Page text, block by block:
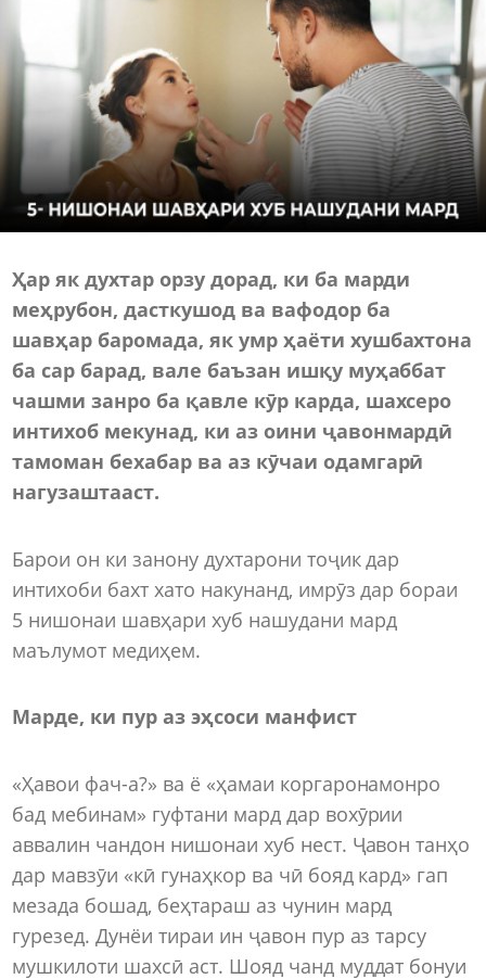
Ҳар як духтар орзу дорад, ки ба марди
меҳрубон, дасткушод ва вафодор ба
шавҳар баромада, як умр ҳаёти хушбахтона
ба сар барад, вале баъзан ишқу муҳаббат
чашми занро ба қавле кӯр карда, шахсеро
интихоб мекунад, ки аз оини ҷавонмардӣ
тамоман бехабар ва аз кӯчаи одамгарӣ
нагузаштааст.
Барои он ки занону духтарони тоҷик дар
интихоби бахт хато накунанд, имрӯз дар бораи
5 нишонаи шавҳари хуб нашудани мард
маълумот медиҳем.
Марде, ки пур аз эҳсоси манфист
«Ҳавои фач-а?» ва ё «ҳамаи коргаронамонро
бад мебинам» гуфтани мард дар вохӯрии
аввалин чандон нишонаи хуб нест. Ҷавон танҳо
дар мавзӯи «кӣ гунаҳкор ва чӣ бояд кард» гап
мезада бошад, беҳтараш аз чунин мард
гурезед. Дунёи тираи ин ҷавон пур аз тарсу
мушкилоти шахсӣ аст. Шояд чанд муддат бонуи